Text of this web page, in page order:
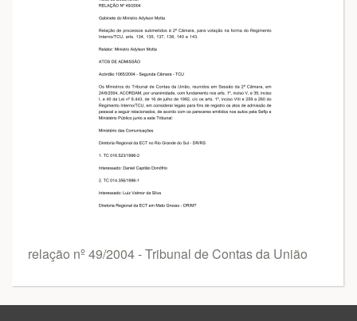
relação nº 49/2004 - Tribunal de Contas da União